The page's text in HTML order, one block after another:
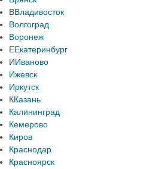
ВВладивосток
Волгоград
Воронеж
ЕЕкатеринбург
ИИваново
Ижевск
Иркутск
ККазань
Калининград
Кемерово
Киров
Краснодар
Красноярск